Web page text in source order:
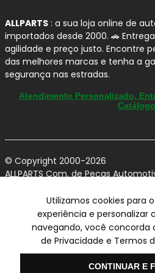
manter as rodas limpas
Alta cobertura da
grande abrangência de
mercado nacional.
Recomendações
(boas práticas)
Para extrair o máximo
freio FERODO no seuVolvo S60:
Instalação com
(torque correto e
montagem).
Verifique o estado do
espessura mínima e
limpeza e
ALLPARTS : a sua loja online de
importados desde 2000. 🚗
agilidade e preço justo. Encontre
das melhores marcas e tenha a
segurança nas estradas.
Atendimento Personalizado,
Catálogo
© Copyright 2000-2026
ALLPARTS Com. de Peças
Claudina - Vinhedo/SP - CEP
Preços, condições de pagamento e frete
internet utilizando CPF, podendo variar na
Preços e descontos podem variar no
Vendas sujeitas a análise e confirmação
Utilizamos cookies para
experiência e personalizar
navegando, você concorda
de Privacidade e Termos
CONTINUAR E